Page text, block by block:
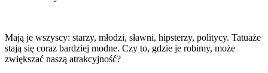
Mają je wszyscy: starzy, młodzi, sławni, hipsterzy, politycy. Tatuaże
stają się coraz bardziej modne. Czy to, gdzie je robimy, może
zwiększać naszą atrakcyjność?